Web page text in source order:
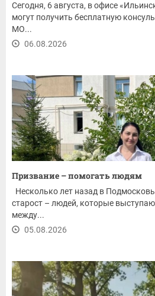
Сегодня, 6 августа, в офисе
могут получить бесплатную
МО...
06.08.2026
Призвание – помогать людям
Несколько лет назад в
старост – людей, которые
между...
05.08.2026